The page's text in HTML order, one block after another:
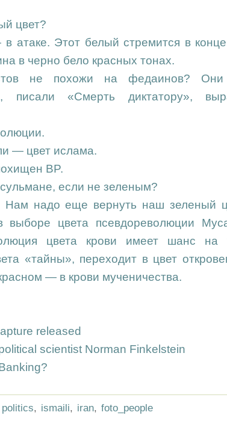
цвет?
Этот белый стремится в конце
в черно бело красных тонах.
не похожи на федаинов?
писали «Смерть диктатору»,
— цвет ислама.
BP.
если не зеленым?
надо еще вернуть наш зеленый
цвета псевдореволюции
цвета крови имеет шанс на
«тайны», переходит в цвет
— в крови мученичества.
released
scientist Norman Finkelstein
politics, ismaili, iran, foto_people